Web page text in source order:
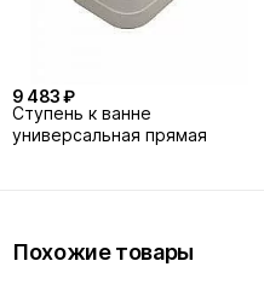
9 483 ₽
Cтупень к ванне
универсальная прямая
Похожие товары